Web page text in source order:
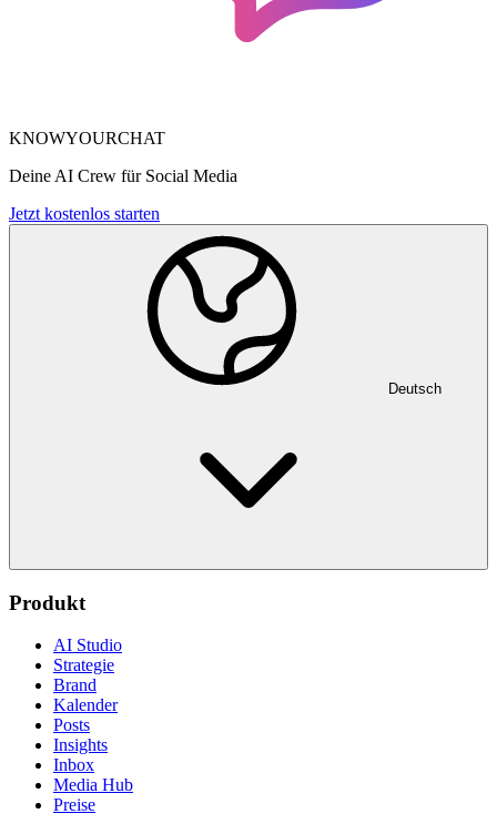
KNOWYOURCHAT
Deine AI Crew für Social Media
Jetzt kostenlos starten
Deutsch
Produkt
AI Studio
Strategie
Brand
Kalender
Posts
Insights
Inbox
Media Hub
Preise